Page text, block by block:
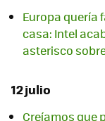
Europa quería
casa: Intel
asterisco
12 julio
Creíamos que